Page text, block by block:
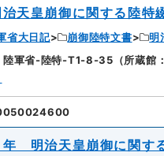
天皇崩御に関する陸特
省大日記 崩御陸特文書 明
陸軍省-陸特-T1-8-35（所蔵館：
年 明治天皇崩御に関す